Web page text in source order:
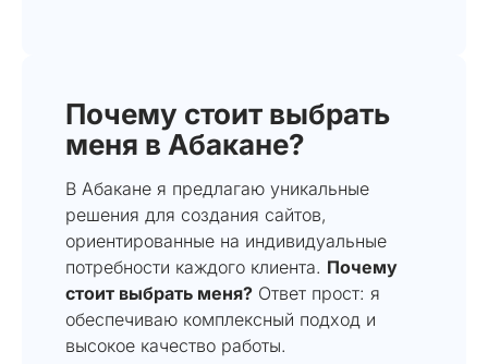
Почему стоит выбрать
меня в Абакане?
В Абакане я предлагаю уникальные
решения для создания сайтов,
ориентированные на индивидуальные
потребности каждого клиента. Почему
стоит выбрать меня? Ответ прост: я
обеспечиваю комплексный подход и
высокое качество работы.